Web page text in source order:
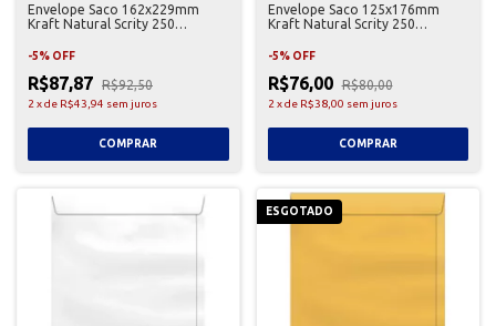
Envelope Saco 162x229mm
Kraft Natural Scrity 250
-5% OFF
R$87,87 R$92,50
2 xde R$43,94 sem juros
Envelope Saco 125x176mm
Kraft Natural Scrity 250
-5% OFF
R$76,00 R$80,00
2 xde R$38,00 sem juros
ESGOTADO